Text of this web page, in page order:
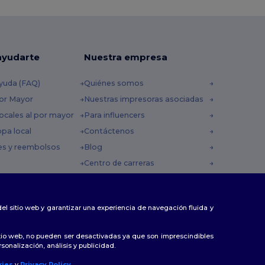
(FAQ)
Mayor
al por mayor
local
y reembolsos
Nuestra empresa
Quiénes somos
Nuestras impresoras asociadas
Para influencers
Contáctenos
Blog
Centro de carreras
sitio web y garantizar una experiencia de navegación fluida y
web, no pueden ser desactivadas ya que son imprescindibles
análisis y publicidad.